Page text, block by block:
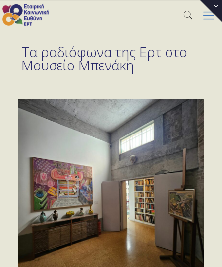
Τα ραδιόφωνα της Ερτ στο
Μουσείο Μπενάκη